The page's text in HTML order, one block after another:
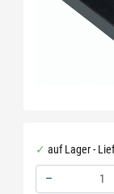
auf Lager -
–